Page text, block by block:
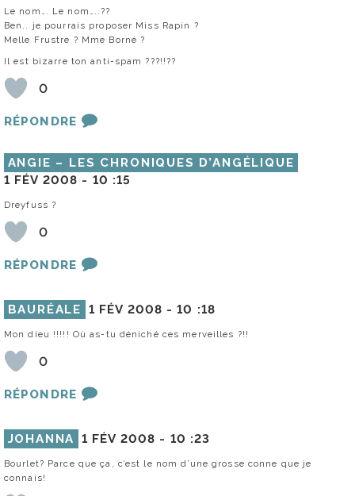
Le nom…. Le nom…..??
Ben.. je pourrais proposer Miss Rapin ?
Melle Frustre ? Mme Borné ?
Il est bizarre ton anti-spam ???!!??
0
RÉPONDRE
ANGIE – LES CHRONIQUES D’ANGÉLIQUE
1 FÉV 2008 - 10 :15
Dreyfuss ?
0
RÉPONDRE
BAURÉALE 1 FÉV 2008 -10 :18
Mon dieu !!!!! Où as-tu déniché ces merveilles ?!!
0
RÉPONDRE
JOHANNA 1 FÉV 2008 - 10 :23
Bourlet? Parce que ça, c’est le nom d’une grosse conne que je
connais!